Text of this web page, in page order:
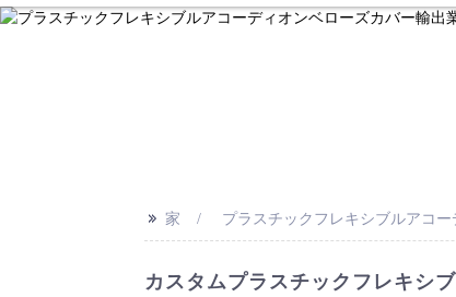
>> 家 プラスチックフレキシブルアコ
カスタムプラスチックフレキシ